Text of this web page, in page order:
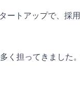
ートアップで、採
く担ってきました